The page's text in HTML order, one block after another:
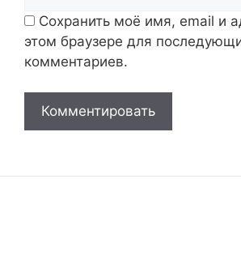
Сохранить моё имя, email и
этом браузере для
комментариев.